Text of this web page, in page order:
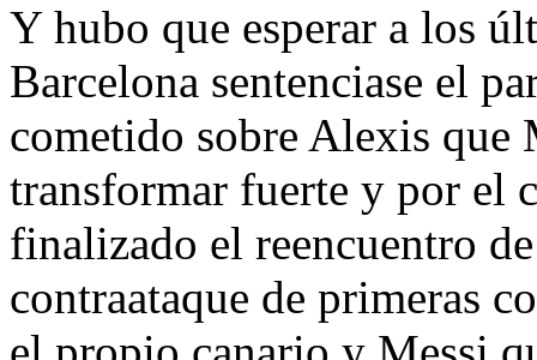
Y hubo que esperar a los
Barcelona sentenciase el
cometido sobre Alexis que
transformar fuerte y por el
finalizado el reencuentro
contraataque de primeras